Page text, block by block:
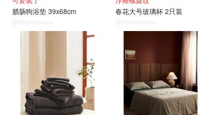
腊肠狗浴垫 39x68cm
@dealmoon.ca
春花大号玻璃杯 2只装
@dealmoon.ca